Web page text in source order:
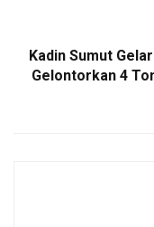
Kadin Sumut
Gelontorkan 4